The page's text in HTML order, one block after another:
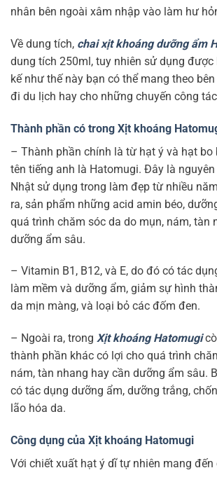
nhân bên ngoài xâm nhập vào làm hư
Về dung tích, chai xịt khoáng dưỡng ẩm
dung tích 250ml, tuy nhiên sử dụng được
kế như thế này bạn có thể mang theo
đi du lịch hay cho những chuyến công
Thành phần có trong Xịt khoáng
– Thành phần chính là từ hạt ý và hạt bo
tên tiếng anh là Hatomugi. Đây là
Nhật sử dụng trong làm đẹp từ nhiều
ra, sản phẩm những acid amin béo,
quá trình chăm sóc da do mụn, nám, tàn
dưỡng ẩm sâu.
– Vitamin B1, B12, và E, do đó có tác
làm mềm và dưỡng ẩm, giảm sự hình
da mịn màng, và loại bỏ các đốm đen.
– Ngoài ra, trong Xịt khoáng Hatomugi
thành phần khác có lợi cho quá trình
nám, tàn nhang hay cần dưỡng ẩm sâu.
có tác dụng dưỡng ẩm, dưỡng trắng,
lão hóa da.
Công dụng của Xịt khoáng Hatomugi
Với chiết xuất hạt ý dĩ tự nhiên mang đến